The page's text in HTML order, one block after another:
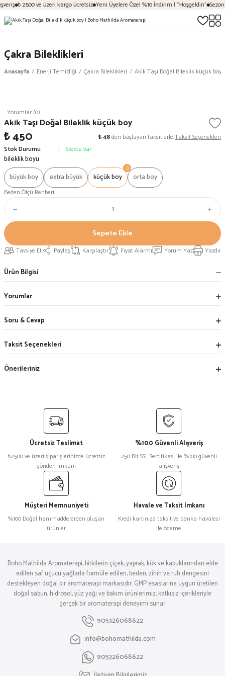
₺ 2500 ve üzeri kargo ücretsiz Yeni Üyelere Özel %10 İndirim | "Hoşgeldin"
Çakra Bileklikleri
Anasayfa Enerji Temizliği Çakra Bileklikleri Akik Taşı Doğal Bileklik küçük boy
Yorumlar (0)
Akik Taşı Doğal Bileklik küçük boy
₺ 450 ₺ 48den başlayan taksitlerle!Taksit Seçenekleri
Stok Durumu
Stokta var
bileklik boyu
büyük boy
extra büyük küçük boy orta boy
Beden Ölçü Rehberi
Sepete Ekle
Tavsiye Et Paylaş Karşılaştır Fiyat Alarmı Yorum Yaz Yazdır
Ürün Bilgisi
Yorumlar
Soru & Cevap
Taksit Seçenekleri
Önerileriniz
Ücretsiz Teslimat
₺2500 ve üzeri siparişlerinizde ücretsiz
gönderi imkanı
%100 Güvenli Alışveriş
250 Bit SSL Sertifikası ile %100 güvenli
alışveriş
Müşteri Memnuniyeti
%100 Doğal hammaddelerden oluşan
ürünler
Havale ve Taksit İmkanı
Kredi kartınıza taksit ve banka havalesi
ile ödeme
Boho Mathilda Aromaterapi, bitkilerin çiçek, yaprak, kök ve kabuklarından elde
edilen saf uçucu yağlarla formüle edilen, beden, zihin ve ruh dengesini
destekleyen doğal bir aromaterapi markasıdır. GMP esaslarına uygun üretilen
doğal sabun, hidrosol, yüz yağı ve bakım ürünlerimiz, katkısız içerikleriyle
gerçek bir aromaterapi deneyimi sunar.
905326068622
info@bohomathilda.com
905326068622